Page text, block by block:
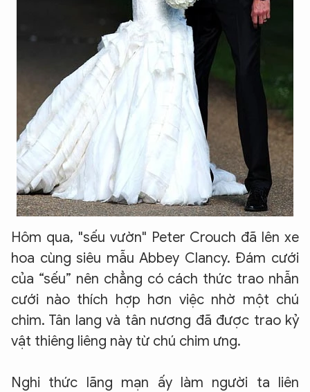
Hôm qua, "sếu vườn" Peter Crouch đã lên xe
hoa cùng siêu mẫu Abbey Clancy. Đám cưới
của “sếu” nên chẳng có cách thức trao nhẫn
cưới nào thích hợp hơn việc nhờ một chú
chim. Tân lang và tân nương đã được trao kỷ
vật thiêng liêng này từ chú chim ưng.
Nghi thức lãng mạn ấy làm người ta liên